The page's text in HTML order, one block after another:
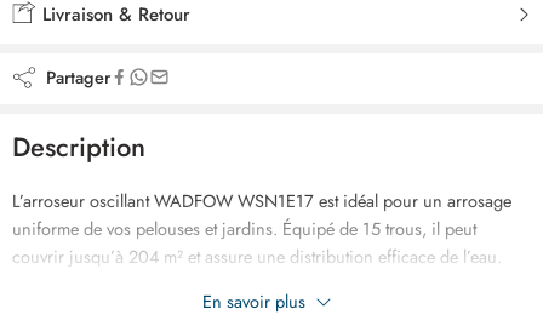
Livraison & Retour
Partager
Description
L’arroseur oscillant WADFOW WSN1E17 est idéal pour un arrosage
uniforme de vos pelouses et jardins. Équipé de 15 trous, il peut
couvrir jusqu’à 204 m² et assure une distribution efficace de l’eau.
régulière et durable pour un arrosage précis et sans effort.
En savoir plus